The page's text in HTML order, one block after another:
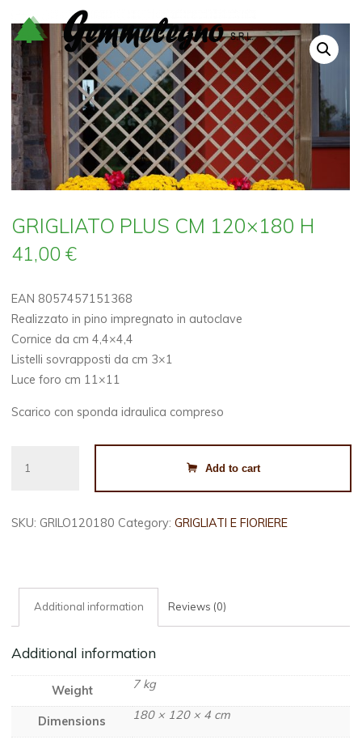
contenuto
GRIGLIATO PLUS CM 120×180 H
41,00€
EAN 8057457151368
Realizzato in pino impregnato in autoclave
Cornice da cm 4,4×4,4
Listelli sovrapposti da cm 3×1
Luce foro cm 11×11
Scarico con sponda idraulica compreso
PLUS
120x180
Add to cart
SKU:GRILO120180 Category:GRIGLIATI E FIORIERE
Additional information Reviews (0)
Additional information
Weight 7 kg
Dimensions 180 × 120 × 4 cm